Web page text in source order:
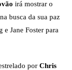
irá mostrar o
busca da sua paz
Jane Foster para
por Chris